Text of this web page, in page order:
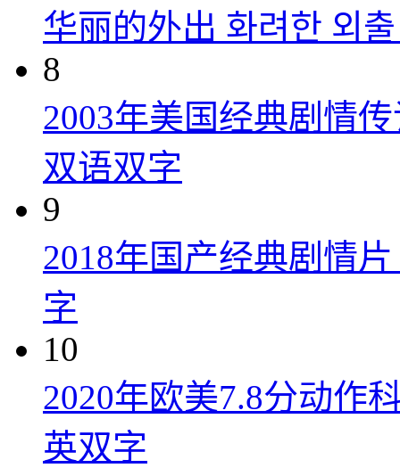
华丽的外出 화려한 외
8
2003年美国经典剧情
双语双字
9
2018年国产经典剧情
字
10
2020年欧美7.8分动作
英双字